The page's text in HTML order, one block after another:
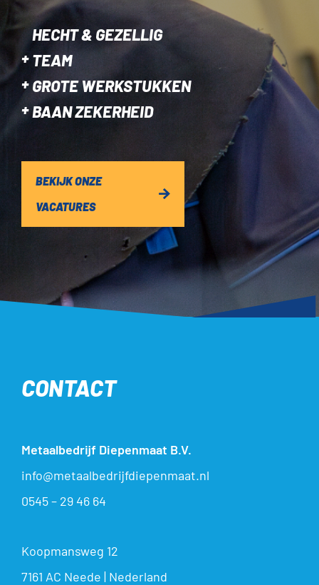
HECHT & GEZELLIG
TEAM
GROTE WERKSTUKKEN
BAAN ZEKERHEID
BEKIJK ONZE
VACATURES
CONTACT
Metaalbedrijf Diepenmaat B.V.
info@metaalbedrijfdiepenmaat.nl
0545 – 29 46 64
Koopmansweg 12
7161 AC Neede | Nederland